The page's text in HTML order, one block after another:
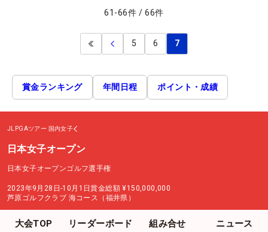
61 -66件 / 66件
5 6 7
賞金ランキング 年間日程 ポイント・成績
JLPGAツアー 国内女子
日本女子オープン
日本女子オープンゴルフ選手権
2023年9月28日-10月1日賞金総額 ¥150,000,000
芦原ゴルフクラブ 海コース（福井県）
大会TOP リーダーボード 組み合せ ニュース